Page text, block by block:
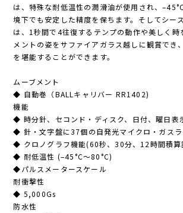
は、特殊な耐低温性の潤滑油が使用され、
境下でも安定した精度を保ちます。そしてシー
は、1秒間で4往復するテンプの動作や美しく時
メントの姿をサファイアガラス越しに観賞でき
を堪能することができます。
ムーブメント
◆ 自動巻（BALLキャリバー RR1402)
機能
◆ 時分針、セコンド・ディスク、日付、曜日表
◆ 針・文字盤に37個の自発光マイクロ・ガスラ
◆ クロノグラフ機能(60秒、30分、12時間積算
◆ 耐低温性 (–45°C～80°C)
◆パルスメータースケール
耐衝撃性
◆ 5,000Gs
防水性